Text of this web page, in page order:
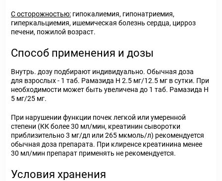
С осторожностью: гипокалиемия, гипонатриемия,
гиперкальциемия, ишемическая болезнь сердца, цирроз
печени, пожилой возраст.
Способ применения и дозы
Внутрь. дозу подбирают индивидуально. Обычная доза
для взрослых - 1 таб. Рамазида Н 2.5 мг/12.5 мг в сутки. При
необходимости может быть увеличена до 1 таб. Рамазида Н
5 мг/25 мг.
При нарушении функции почек легкой или умеренной
степени (КК более 30 мл/мин, креатинин сыворотки
приблизительно 3 мг/дл или 265 мкмоль/л) рекомендуется
обычная доза препарата. При клиренсе креатинина менее
30 мл/мин препарат применять не рекомендуется.
Условия хранения